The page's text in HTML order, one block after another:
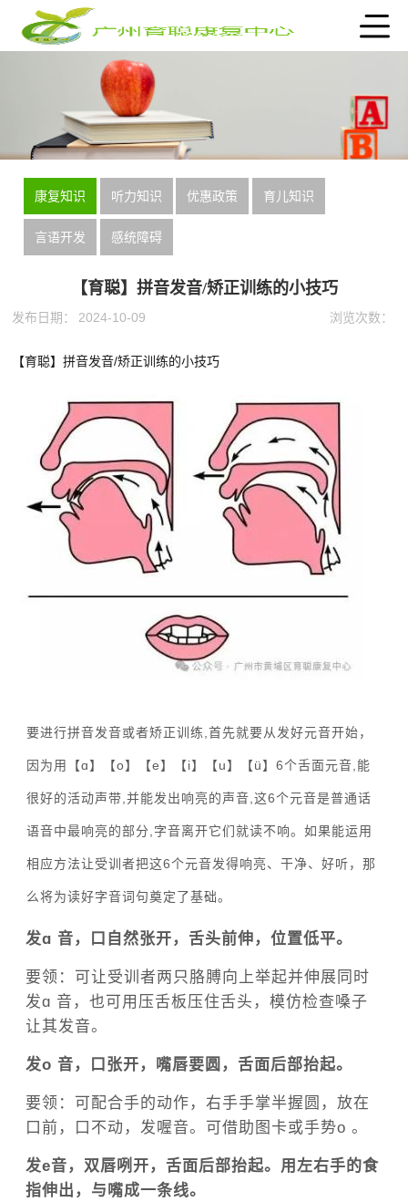
康复知识 听力知识 优惠政策 育儿知识
言语开发 感统障碍
【育聪】拼音发音/矫正训练的小技巧
发布日期： 2024-10-09 浏览次数：
【育聪】拼音发音/矫正训练的小技巧
要进行拼音发音或者矫正训练,首先就要从发好元音开始，
因为用【ɑ】【o】【e】【i】【u】【ü】6个舌面元音,能
很好的活动声带,并能发出响亮的声音,这6个元音是普通话
语音中最响亮的部分,字音离开它们就读不响。如果能运用
相应方法让受训者把这6个元音发得响亮、干净、好听，那
么将为读好字音词句奠定了基础。
发ɑ 音，口自然张开，舌头前伸，位置低平。
要领：可让受训者两只胳膊向上举起并伸展同时
发ɑ 音，也可用压舌板压住舌头，模仿检查嗓子
让其发音。
发o 音，口张开，嘴唇要圆，舌面后部抬起。
要领：可配合手的动作，右手手掌半握圆，放在
口前，口不动，发喔音。可借助图卡或手势o 。
发e音，双唇咧开，舌面后部抬起。用左右手的食
指伸出，与嘴成一条线。